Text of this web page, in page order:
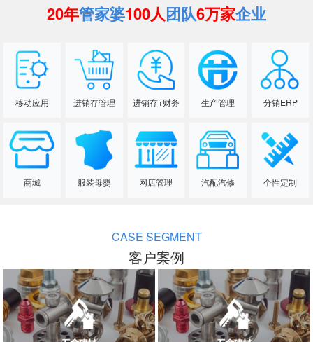
20年管家婆100人团队6万家企业
移动应用 进销存管理 进销存+财务 生产管理 分销ERP
商城 服装母婴 网店管理 汽配汽修 个性定制
CASE SEGMENT
客户案例